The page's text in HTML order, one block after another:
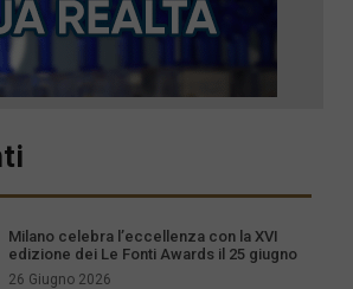
Milano celebra l’eccellenza con la XVI
edizione dei Le Fonti Awards il 25 giugno
26 Giugno 2026